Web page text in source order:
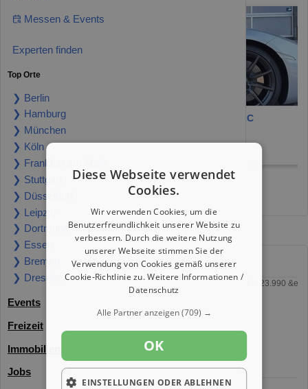
Messen & Events
Experten finden
Top Orte
❯ Berlin
❯ Hamburg
❯ München
❯ Köln
❯ Frankfurt am Main
❯ Stuttgart
❯ Düsseldorf
❯ Leipzig
❯ Dortmund
❯ Essen
❯ Bremen
❯ Dresden
Events
Freizeit
Immobilien
Jobs
McLaren 750S
Hamburg 22419
309.900 €
McLaren MP4-12C
mehr Premium Cars
Gebrauchte VW günstig kaufen
Diese Webseite verwendet
Cookies.
Wir verwenden Cookies, um die
Benutzerfreundlichkeit unserer Website zu
verbessern. Durch die weitere Nutzung
unserer Webseite stimmen Sie der
Verwendung von Cookies gemäß unserer
Cookie-Richtlinie zu.Weitere Informationen /
Datenschutz
Alle Partner anzeigen(709) →
OK
EINSTELLUNGEN ODER ABLEHNEN